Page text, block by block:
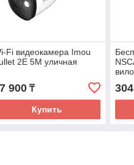
Fi видеокамера Imou
2E 5M уличная
900₸
Купить